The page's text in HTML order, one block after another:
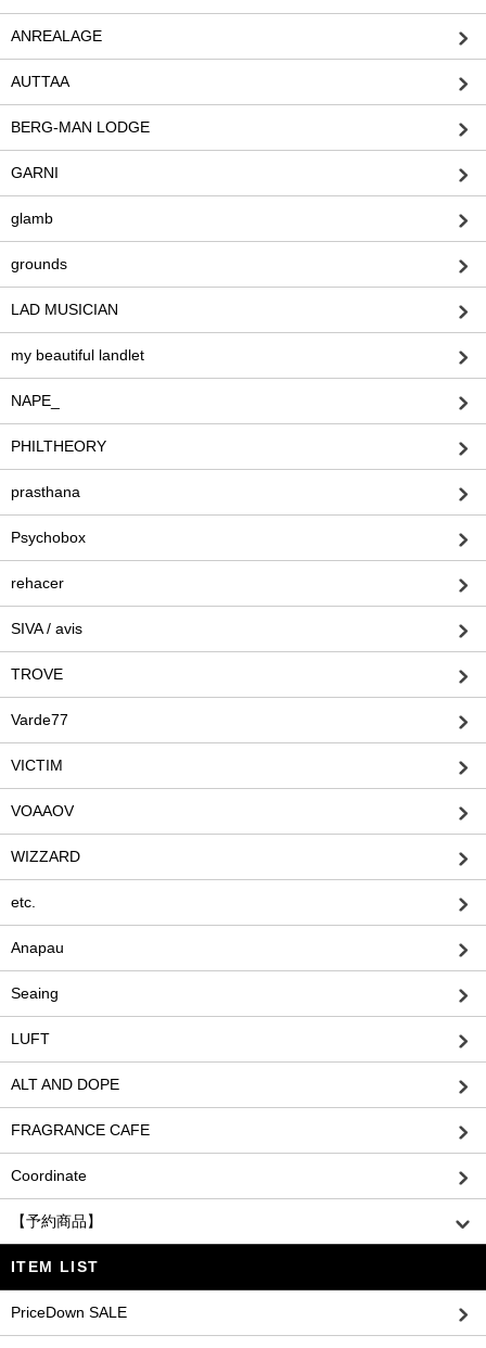
ANREALAGE
AUTTAA
BERG-MAN LODGE
GARNI
glamb
grounds
LAD MUSICIAN
my beautiful landlet
NAPE_
PHILTHEORY
prasthana
Psychobox
rehacer
SIVA / avis
TROVE
Varde77
VICTIM
VOAAOV
WIZZARD
etc.
Anapau
Seaing
LUFT
ALT AND DOPE
FRAGRANCE CAFE
Coordinate
【予約商品】
ITEM LIST
PriceDown SALE